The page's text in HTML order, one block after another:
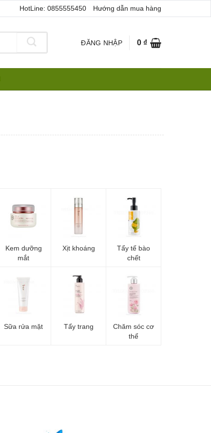
HotLine: 0855555450 Hướng dẫn mua hàng
ĐĂNG NHẬP 0 ₫
Kem dưỡng
mắt
Xịt khoáng
Tẩy tế bào
chết
Sữa rửa mặt Tẩy trang
Chăm sóc cơ
thể